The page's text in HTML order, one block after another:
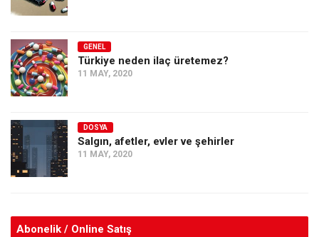
GENEL
Türkiye neden ilaç üretemez?
11 MAY, 2020
DOSYA
Salgın, afetler, evler ve şehirler
11 MAY, 2020
Abonelik / Online Satış